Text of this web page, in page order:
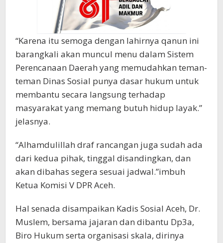
“Karena itu semoga dengan lahirnya qanun ini
barangkali akan muncul menu dalam Sistem
Perencanaan Daerah yang memudahkan teman-
teman Dinas Sosial punya dasar hukum untuk
membantu secara langsung terhadap
masyarakat yang memang butuh hidup layak.”
jelasnya.
“Alhamdulillah draf rancangan juga sudah ada
dari kedua pihak, tinggal disandingkan, dan
akan dibahas segera sesuai jadwal.”imbuh
Ketua Komisi V DPR Aceh.
Hal senada disampaikan Kadis Sosial Aceh, Dr.
Muslem, bersama jajaran dan dibantu Dp3a,
Biro Hukum serta organisasi skala, dirinya